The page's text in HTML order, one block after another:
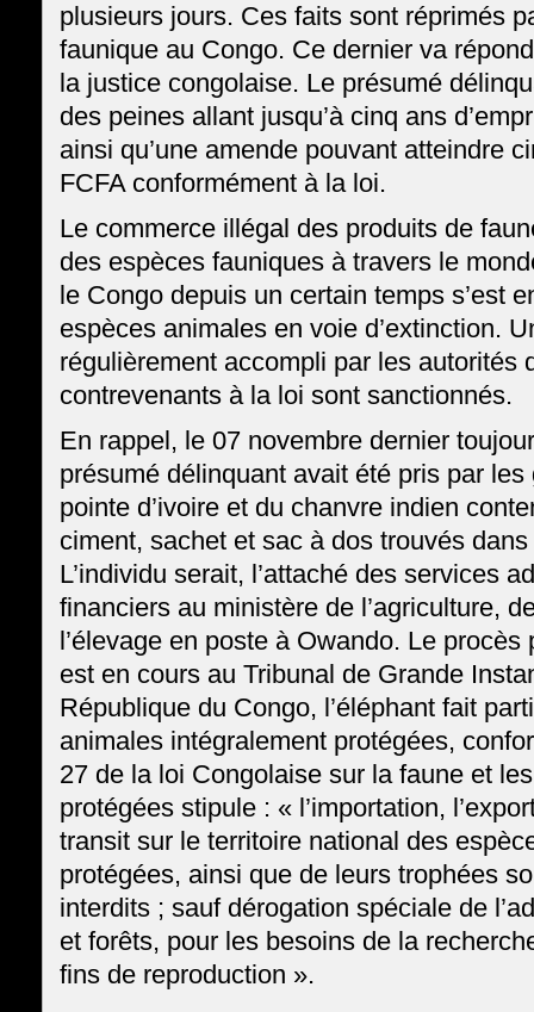
plusieurs jours. Ces faits sont réprimés
faunique au Congo. Ce dernier va
la justice congolaise. Le présumé
des peines allant jusqu’à cinq ans
ainsi qu’une amende pouvant atteindre
FCFA conformément à la loi.
Le commerce illégal des produits de
des espèces fauniques à travers le
le Congo depuis un certain temps s’est
espèces animales en voie d’extinction.
régulièrement accompli par les autorités
contrevenants à la loi sont sanctionnés.
En rappel, le 07 novembre dernier
présumé délinquant avait été pris par
pointe d’ivoire et du chanvre indien
ciment, sachet et sac à dos trouvés
L’individu serait, l’attaché des services
financiers au ministère de l’agriculture,
l’élevage en poste à Owando. Le
est en cours au Tribunal de Grande
République du Congo, l’éléphant fait
animales intégralement protégées,
27 de la loi Congolaise sur la faune et
protégées stipule : « l’importation,
transit sur le territoire national des
protégées, ainsi que de leurs trophées
interdits ; sauf dérogation spéciale de
et forêts, pour les besoins de la
fins de reproduction ».